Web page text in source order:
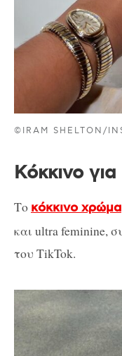
©IRAM SHELTON/
Κόκκινο
Το κόκκινο χρώμα
και ultra feminine,
του TikTok.